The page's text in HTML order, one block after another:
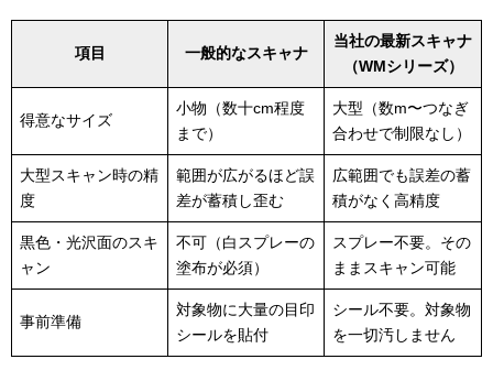
項目 一般的なスキャナ
当社の最新スキャナ
（WMシリーズ）
得意なサイズ
小物（数十cm程度
まで）
大型（数m〜つなぎ
合わせで制限なし）
大型スキャン時の精
度
範囲が広がるほど誤
差が蓄積し歪む
広範囲でも誤差の蓄
積がなく高精度
黒色・光沢面のスキ
ャン
不可（白スプレーの
塗布が必須）
スプレー不要。その
ままスキャン可能
事前準備
対象物に大量の目印
シールを貼付
シール不要。対象物
を一切汚しません